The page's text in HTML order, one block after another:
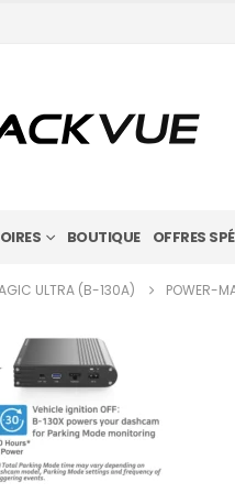
BOUTIQUE OFFRES
ULTRA (B-130A) POWER-